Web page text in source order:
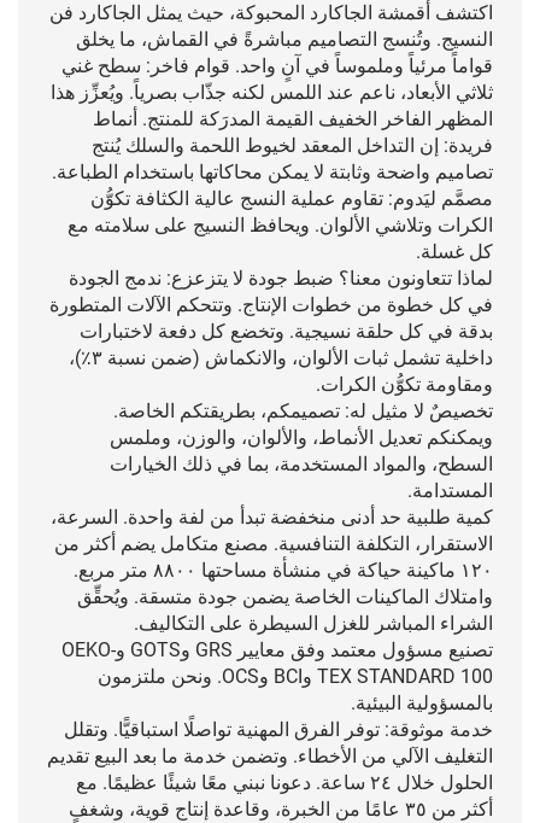
اكتشف أقمشة الجاكارد المحبوكة، حيث يمثل الجاكارد فن
النسيج. وتُنسج التصاميم مباشرةً في القماش، ما يخلق
قواماً مرئياً وملموساً في آنٍ واحد. قوام فاخر: سطح غني
ثلاثي الأبعاد، ناعم عند اللمس لكنه جذّاب بصرياً. ويُعزِّز هذا
المظهر الفاخر الخفيف القيمة المدرَكة للمنتج. أنماط
فريدة: إن التداخل المعقد لخيوط اللحمة والسلك يُنتج
تصاميم واضحة وثابتة لا يمكن محاكاتها باستخدام الطباعة.
مصمَّم ليَدوم: تقاوم عملية النسج عالية الكثافة تكوُّن
الكرات وتلاشي الألوان. ويحافظ النسيج على سلامته مع
كل غسلة.
لماذا تتعاونون معنا؟ ضبط جودة لا يتزعزع: ندمج الجودة
في كل خطوة من خطوات الإنتاج. وتتحكم الآلات المتطورة
بدقة في كل حلقة نسيجية. وتخضع كل دفعة لاختبارات
داخلية تشمل ثبات الألوان، والانكماش (ضمن نسبة ٣٪)،
ومقاومة تكوُّن الكرات.
تخصيصٌ لا مثيل له: تصميمكم، بطريقتكم الخاصة.
ويمكنكم تعديل الأنماط، والألوان، والوزن، وملمس
السطح، والمواد المستخدمة، بما في ذلك الخيارات
المستدامة.
كمية طلبية حد أدنى منخفضة تبدأ من لفة واحدة. السرعة،
الاستقرار، التكلفة التنافسية. مصنع متكامل يضم أكثر من
١٢٠ ماكينة حياكة في منشأة مساحتها ٨٨٠٠ متر مربع.
وامتلاك الماكينات الخاصة يضمن جودة متسقة. ويُحقِّق
الشراء المباشر للغزل السيطرة على التكاليف.
تصنيع مسؤول معتمد وفق معايير GRS وGOTS وOEKO-
TEX STANDARD 100 وBCI وOCS. ونحن ملتزمون
بالمسؤولية البيئية.
خدمة موثوقة: توفر الفرق المهنية تواصلًا استباقيًّا. وتقلل
التغليف الآلي من الأخطاء. وتضمن خدمة ما بعد البيع تقديم
الحلول خلال ٢٤ ساعة. دعونا نبني معًا شيئًا عظيمًا. مع
أكثر من ٣٥ عامًا من الخبرة، وقاعدة إنتاج قوية، وشغفٍ